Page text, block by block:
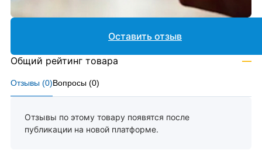
Отзывы (0)Вопросы (0)
Отзывы по этому товару появятся после
публикации на новой платформе.
Оставить отзыв
Общий рейтинг товара —